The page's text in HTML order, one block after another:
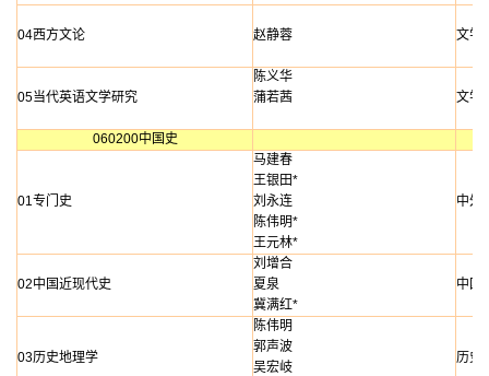
04西方文论 赵静蓉 文学
05当代英语文学研究
陈义华
文学
蒲若茜
060200中国史
01专门史
马建春
中外
王银田*
刘永连
陈伟明*
王元林*
02中国近现代史
刘增合
中国
夏泉
冀满红*
03历史地理学
陈伟明
历史
郭声波
吴宏岐